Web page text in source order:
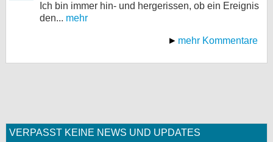
Ich bin immer hin- und hergerissen, ob ein Ereignis
den... mehr
mehr Kommentare
VERPASST KEINE NEWS UND UPDATES